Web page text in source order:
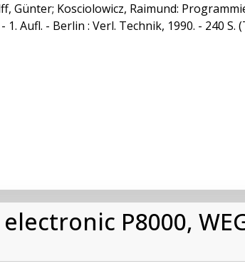
Günter; Kosciolowicz, Raimund:
1. Aufl. - Berlin : Verl. Technik, 1990. - 240
P8000,